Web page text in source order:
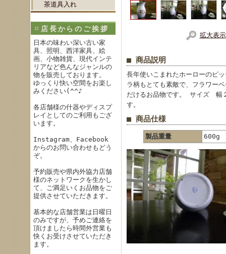
茶道具入れ
店長からのご挨拶
日本の味わい深い古い家
具、照明、西洋家具、絵
画、小物雑貨、現代インテ
リアなど色んなジャンルの
物を販売しております。
ゆっくり快い空間をお楽し
みください(^^♪
各店舗様の什器やディスプ
レイとしてのご利用もござ
います。
Instagram、Facebook
からのお問い合わせもどう
ぞ。
予約販売や県内外協力店舗
様のネットワークを生かし
て、ご満足いくお品物をご
提供させていただきます。
基本的な店舗営業は日曜日
のみですが、予めご連絡を
頂けましたら時間外営業も
快くお受けさせていただき
ます。
拡大表示
■ 商品説明
長年使いこまれたホーローのピ
ラ柄もとても素敵で、フラワー
だけるお品物です。 サイズ 幅
す。
■ 商品仕様
製品重量 600g